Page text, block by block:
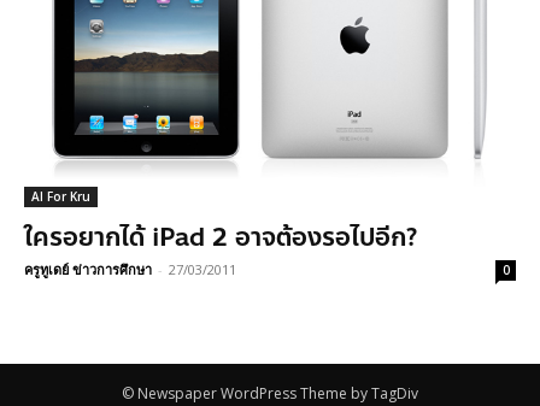
AI For Kru
ใครอยากได้ iPad 2 อาจต้องรอไปอีก?
ครูทูเดย์ ข่าวการศึกษา - 27/03/2011 0
© Newspaper WordPress Theme by TagDiv